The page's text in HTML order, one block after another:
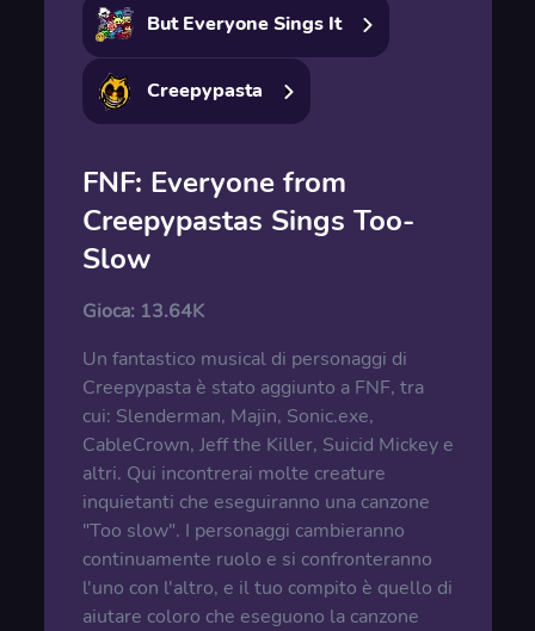
But Everyone Sings It
Creepypasta
FNF: Everyone from
Creepypastas Sings Too-
Slow
Gioca: 13.64K
Un fantastico musical di personaggi di
Creepypasta è stato aggiunto a FNF, tra
cui: Slenderman, Majin, Sonic.exe,
CableCrown, Jeff the Killer, Suicid Mickey e
altri. Qui incontrerai molte creature
inquietanti che eseguiranno una canzone
"Too slow". I personaggi cambieranno
continuamente ruolo e si confronteranno
l'uno con l'altro, e il tuo compito è quello di
aiutare coloro che eseguono la canzone